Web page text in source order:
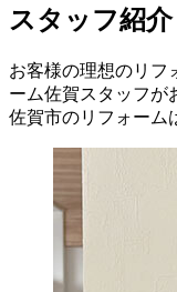
スタッフ紹介
お客様の理想のリフ
ーム佐賀スタッフが
佐賀市のリフォーム